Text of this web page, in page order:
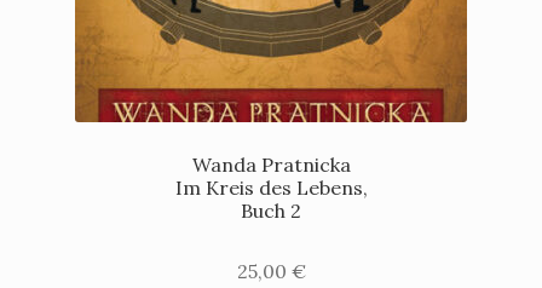
Wanda Pratnicka
Im Kreis des Lebens,
Buch 2
25,00 €